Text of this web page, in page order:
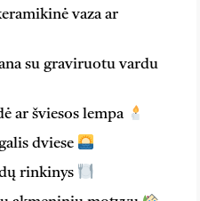
vaza ar
su graviruotu vardu
ar šviesos lempa
dviese
rinkinys